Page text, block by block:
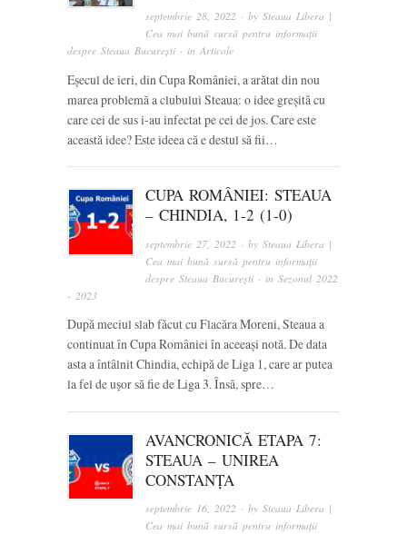
septembrie 28, 2022 · bySteaua Libera |
Cea mai bună sursă pentru informații
despre Steaua București · in Articole
Eșecul de ieri, din Cupa României, a arătat din nou
marea problemă a clubului Steaua: o idee greșită cu
care cei de sus i-au infectat pe cei de jos. Care este
această idee? Este ideea că e destul să fii…
CUPA ROMÂNIEI: STEAUA
– CHINDIA, 1-2 (1-0)
septembrie 27, 2022 · bySteaua Libera |
Cea mai bună sursă pentru informații
despre Steaua București · inSezonul 2022
- 2023
După meciul slab făcut cu Flacăra Moreni, Steaua a
continuat în Cupa României în aceeași notă. De data
asta a întâlnit Chindia, echipă de Liga 1, care ar putea
la fel de ușor să fie de Liga 3. Însă, spre…
AVANCRONICĂ ETAPA 7:
STEAUA – UNIREA
CONSTANȚA
septembrie 16, 2022 · bySteaua Libera |
Cea mai bună sursă pentru informații